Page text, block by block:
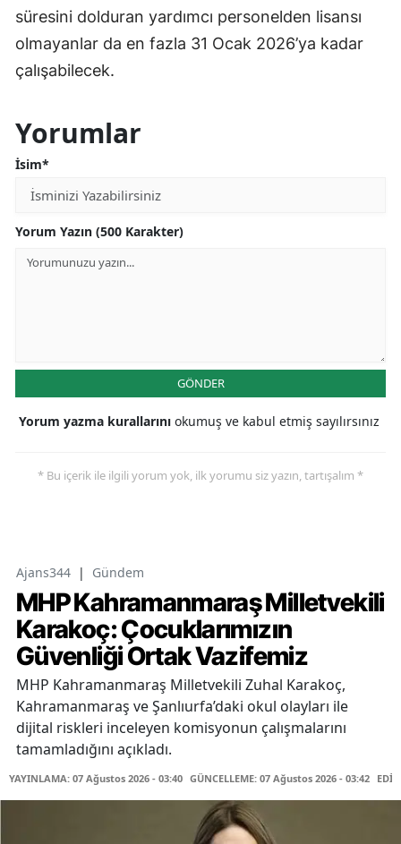
süresini dolduran yardımcı personelden lisansı
olmayanlar da en fazla 31 Ocak 2026’ya kadar
çalışabilecek.
Yorumlar
İsim*
Yorum Yazın (500 Karakter)
GÖNDER
Yorum yazma kurallarını okumuş ve kabul etmiş sayılırsınız
* Bu içerik ile ilgili yorum yok, ilk yorumu siz yazın, tartışalım *
Ajans344 | Gündem
MHP Kahramanmaraş Milletvekili
Karakoç: Çocuklarımızın
Güvenliği Ortak Vazifemiz
MHP Kahramanmaraş Milletvekili Zuhal Karakoç,
Kahramanmaraş ve Şanlıurfa’daki okul olayları ile
dijital riskleri inceleyen komisyonun çalışmalarını
tamamladığını açıkladı.
YAYINLAMA: 07 Ağustos 2026 - 03:40 GÜNCELLEME: 07 Ağustos 2026 - 03:42